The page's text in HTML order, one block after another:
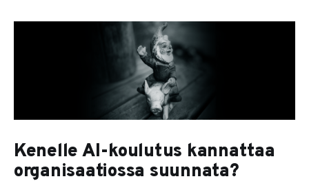
aikaa kuluu, ihmisten osaaminen väljähtää. Mitä
nopeammin ympäröivä maailma muuttuu, sitä
tärkeämpää olisi, että organisaation ihmisten
muuttumiskyky pysyisi mukana. Mutta ihmiset kun ovat
ihmisiä, eivät koneita. Siksipä osa ihmisistä kehittyy
Kenelle AI-koulutus kannattaa
organisaatiossa suunnata?